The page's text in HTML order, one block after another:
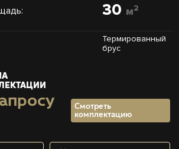
30 м2
Термированный
брус
Смотреть
комплектацию